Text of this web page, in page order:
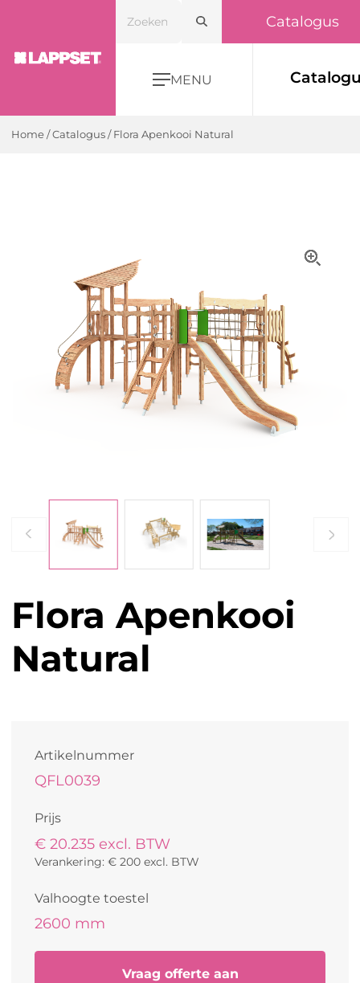
Catalogus
MENU
Home /Catalogus / Flora Apenkooi Natural
Flora Apenkooi
Natural
Artikelnummer
QFL0039
Prijs
€ 20.235 excl. BTW
Verankering: € 200 excl. BTW
Valhoogte toestel
2600 mm
Vraag offerte aan